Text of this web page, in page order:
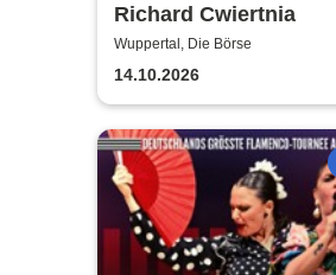
Richard Cwiertnia
Wuppertal, Die Börse
14.10.2026